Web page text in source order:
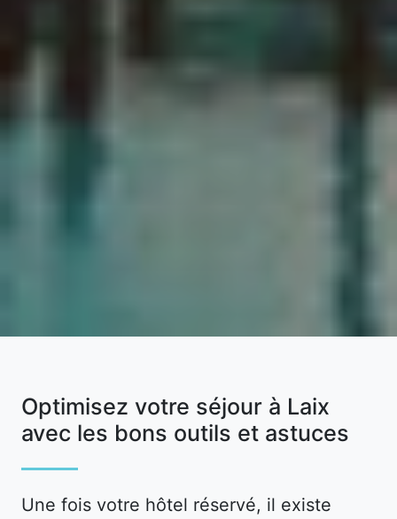
Optimisez votre séjour à Laix
avec les bons outils et astuces
Une fois votre hôtel réservé, il existe